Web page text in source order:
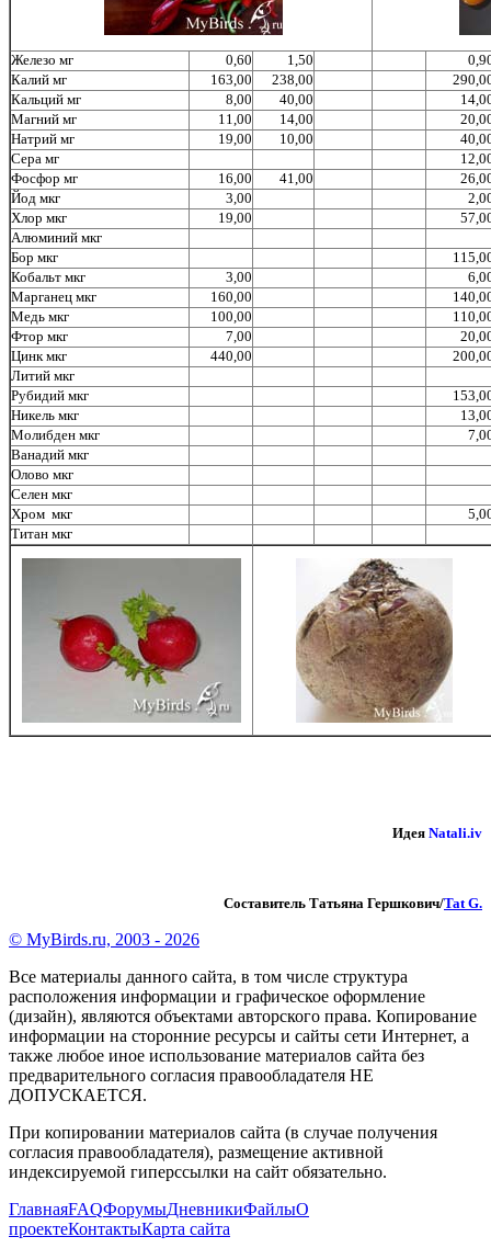
Железо мг 0,60 1,50
Калий мг
163,00 238,00
Кальций мг
8,00 40,00
Магний мг
11,00 14,00
Натрий мг
19,00 10,00
Сера мг
Фосфор мг
16,00 41,00
Йод мкг
3,00
Хлор мкг
19,00
Алюминий мкг
Бор мкг
Кобальт мкг
3,00
Марганец мкг
160,00
Медь мкг
100,00
Фтор мкг
7,00
Цинк мкг
440,00
Литий мкг
Рубидий мкг
Никель мкг
Молибден мкг
Ванадий мкг
Олово мкг
Селен мкг
Хром мкг
Титан мкг
Идея Natali.iv
Составитель Татьяна Гершкович/Tat G.
© MyBirds.ru, 2003 - 2026
Все материалы данного сайта, в том числе структура
расположения информации и графическое оформление
(дизайн), являются объектами авторского права. Копирование
информации на сторонние ресурсы и сайты сети Интернет, а
также любое иное использование материалов сайта без
предварительного согласия правообладателя НЕ
ДОПУСКАЕТСЯ.
При копировании материалов сайта (в случае получения
согласия правообладателя), размещение активной
индексируемой гиперссылки на сайт обязательно.
ГлавнаяFAQФорумыДневникиФайлыО
проектеКонтактыКарта сайта